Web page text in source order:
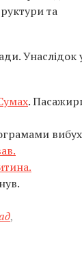
та
Унаслідок
.
,